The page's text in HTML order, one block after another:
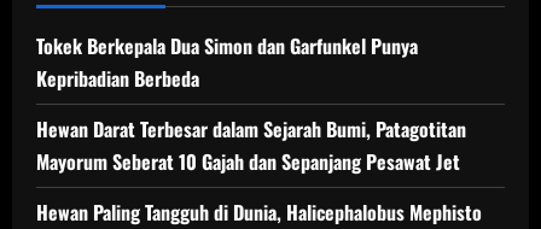
Tokek Berkepala Dua Simon dan Garfunkel Punya
Kepribadian Berbeda
Hewan Darat Terbesar dalam Sejarah Bumi, Patagotitan
Mayorum Seberat 10 Gajah dan Sepanjang Pesawat Jet
Hewan Paling Tangguh di Dunia, Halicephalobus Mephisto